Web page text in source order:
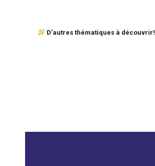
D’autres thématiques à découvrir!